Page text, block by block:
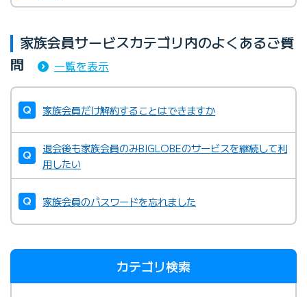
家族会員サービスカテゴリ内のよくあるご質
問
一覧を表示
家族会員だけ解約することはできますか
退会後も家族会員のみBIGLOBEのサービスを継続して利
用したい
家族会員のパスワードを忘れました
カテゴリ検索